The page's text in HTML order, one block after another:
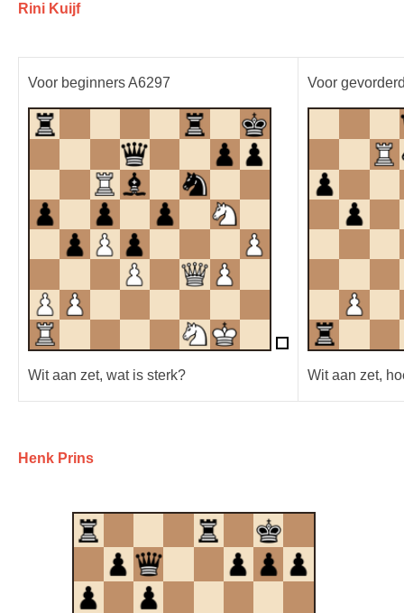
Rini Kuijf
Voor beginners A6297
Wit aan zet, wat is sterk?
Voor
Wit aan zet,
Henk Prins